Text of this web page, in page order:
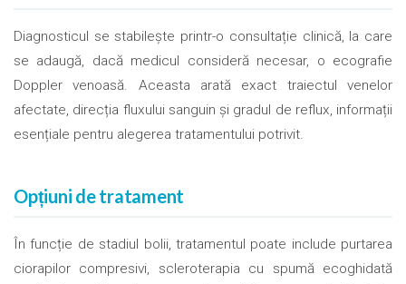
Diagnosticul se stabilește printr-o consultație clinică, la care
se adaugă, dacă medicul consideră necesar, o ecografie
Doppler venoasă. Aceasta arată exact traiectul venelor
afectate, direcția fluxului sanguin și gradul de reflux, informații
esențiale pentru alegerea tratamentului potrivit.
Opțiuni de tratament
În funcție de stadiul bolii, tratamentul poate include purtarea
ciorapilor compresivi, scleroterapia cu spumă ecoghidată